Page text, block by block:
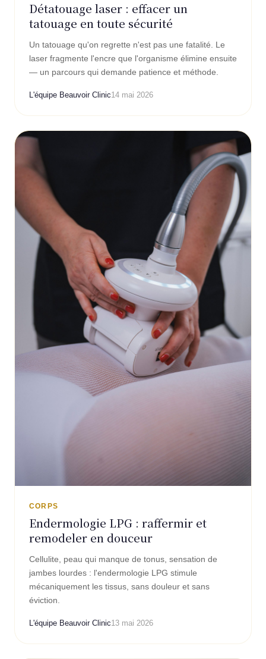
Détatouage laser : effacer un
tatouage en toute sécurité
Un tatouage qu'on regrette n'est pas une fatalité. Le
laser fragmente l'encre que l'organisme élimine ensuite
— un parcours qui demande patience et méthode.
L'équipe Beauvoir Clinic14 mai 2026
CORPS
Endermologie LPG : raffermir et
remodeler en douceur
Cellulite, peau qui manque de tonus, sensation de
jambes lourdes : l'endermologie LPG stimule
mécaniquement les tissus, sans douleur et sans
éviction.
L'équipe Beauvoir Clinic13 mai 2026